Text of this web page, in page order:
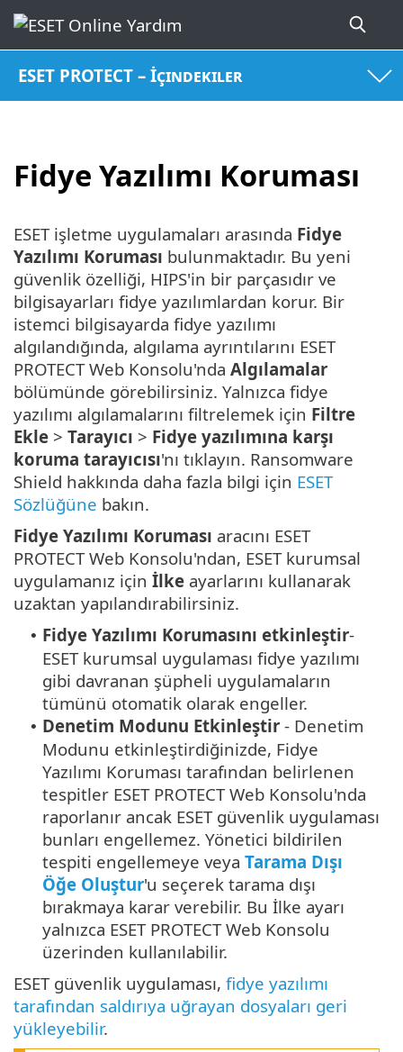
ESET PROTECT – İçindekiler
Fidye Yazılımı Koruması
ESET işletme uygulamaları arasında Fidye
Yazılımı Koruması bulunmaktadır. Bu yeni
güvenlik özelliği, HIPS'in bir parçasıdır ve
bilgisayarları fidye yazılımlardan korur. Bir
istemci bilgisayarda fidye yazılımı
algılandığında, algılama ayrıntılarını ESET
PROTECT Web Konsolu'nda Algılamalar
bölümünde görebilirsiniz. Yalnızca fidye
yazılımı algılamalarını filtrelemek için Filtre
Ekle > Tarayıcı > Fidye yazılımına karşı
koruma tarayıcısı'nı tıklayın. Ransomware
Shield hakkında daha fazla bilgi için ESET
Sözlüğüne bakın.
Fidye Yazılımı Koruması aracını ESET
PROTECT Web Konsolu'ndan, ESET kurumsal
uygulamanız için İlke ayarlarını kullanarak
uzaktan yapılandırabilirsiniz.
• Fidye Yazılımı Korumasını etkinleştir-
ESET kurumsal uygulaması fidye yazılımı
gibi davranan şüpheli uygulamaların
tümünü otomatik olarak engeller.
• Denetim Modunu Etkinleştir - Denetim
Modunu etkinleştirdiğinizde, Fidye
Yazılımı Koruması tarafından belirlenen
tespitler ESET PROTECT Web Konsolu'nda
raporlanır ancak ESET güvenlik uygulaması
bunları engellemez. Yönetici bildirilen
tespiti engellemeye veya Tarama Dışı
Öğe Oluştur'u seçerek tarama dışı
bırakmaya karar verebilir. Bu İlke ayarı
yalnızca ESET PROTECT Web Konsolu
üzerinden kullanılabilir.
ESET güvenlik uygulaması, fidye yazılımı
tarafından saldırıya uğrayan dosyaları geri
yükleyebilir.